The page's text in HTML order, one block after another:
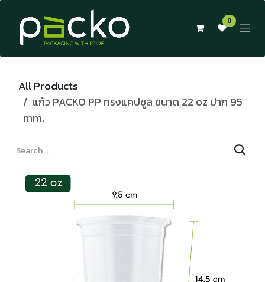
Skip to Content
0
All Products
แก้ว PACKO PP ทรงแคปซูล ขนาด 22 oz ปาก 95
mm.